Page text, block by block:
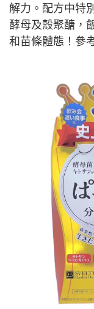
解力。配方中特
酵母及殼聚醣，
和苗條體態！參